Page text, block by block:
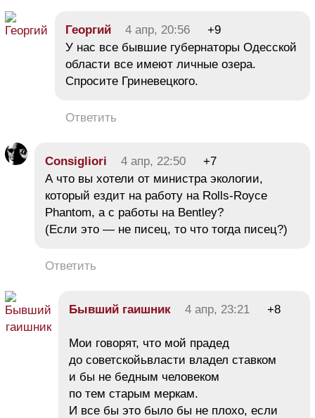
Георгий 4 апр, 20:56
+9
У нас все бывшие губернаторы Одесской
области все имеют личные озера.
Спросите Гриневецкого.
Ответить
Consigliori 4 апр, 22:50
+7
А что вы хотели от министра экологии,
который ездит на работу на Rolls-Royce
Phantom, а с работы на Bentley?
(Если это — не писец, то что тогда писец?)
Ответить
Бывший гаишник 4 апр, 23:21 +8
Мои говорят, что мой прадед
до советскойьвласти владел ставком
и бы не бедным человеком
по тем старым меркам.
И все бы это было бы не плохо, если